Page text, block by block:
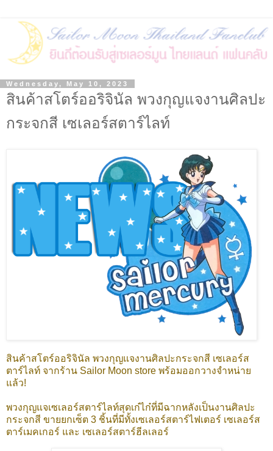
Wednesday, May 10, 2023
สินค้าสโตร์ออริจินัล พวงกุญแจงานศิลปะ
กระจกสี เซเลอร์สตาร์ไลท์
สินค้าสโตร์ออริจินัล พวงกุญแจงานศิลปะกระจกสี เซเลอร์ส
ตาร์ไลท์ จากร้าน Sailor Moon store พร้อมออกวางจำหน่าย
แล้ว!
พวงกุญแจเซเลอร์สตาร์ไลท์สุดเก๋ไก๋ที่มีฉากหลังเป็นงานศิลปะ
กระจกสี ขายยกเซ็ต 3 ชิ้นที่มีทั้งเซเลอร์สตาร์ไฟเตอร์ เซเลอร์ส
ตาร์เมคเกอร์ และ เซเลอร์สตาร์ฮีลเลอร์